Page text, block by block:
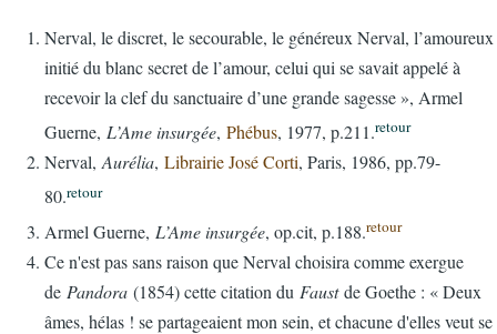
Nerval, le discret, le secourable, le généreux Nerval, l’amoureux
initié du blanc secret de l’amour, celui qui se savait appelé à
recevoir la clef du sanctuaire d’une grande sagesse », Armel
Guerne, L’Ame insurgée, Phébus, 1977, p.211.retour
Nerval,Aurélia, Librairie José Corti, Paris, 1986, pp.79-
80.retour
Armel Guerne, L’Ame insurgée, op.cit, p.188.retour
Ce n'est pas sans raison que Nerval choisira comme exergue
de Pandora (1854) cette citation du Faustde Goethe : « Deux
âmes, hélas ! se partageaient mon sein, et chacune d'elles veut se